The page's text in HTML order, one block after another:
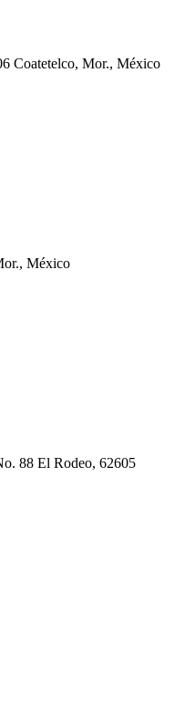
Coatetelco, Mor., México
México
88 El Rodeo, 62605